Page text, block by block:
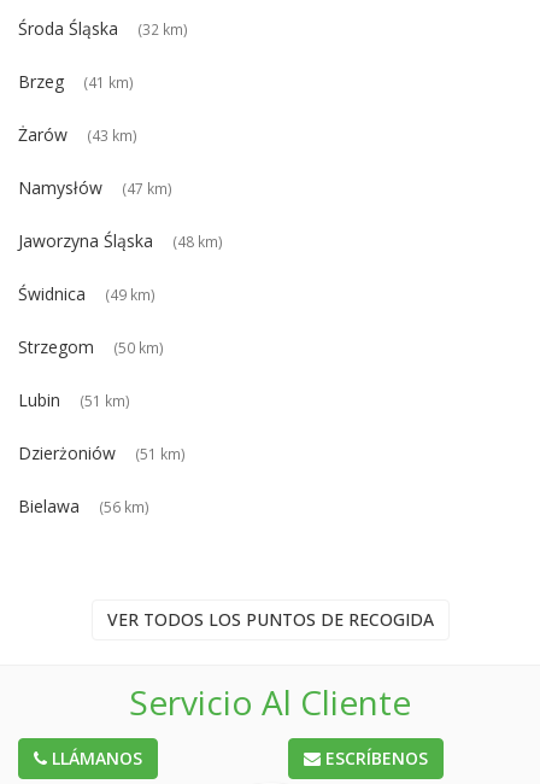
Środa Śląska (32 km)
Brzeg (41 km)
Żarów (43 km)
Namysłów (47 km)
Jaworzyna Śląska (48 km)
Świdnica (49 km)
Strzegom (50 km)
Lubin (51 km)
Dzierżoniów (51 km)
Bielawa (56 km)
VER TODOS LOS PUNTOS DE RECOGIDA
Servicio Al Cliente
LLÁMANOS ESCRÍBENOS